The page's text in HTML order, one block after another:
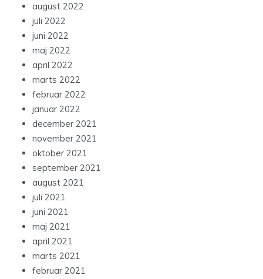
august 2022
juli 2022
juni 2022
maj 2022
april 2022
marts 2022
februar 2022
januar 2022
december 2021
november 2021
oktober 2021
september 2021
august 2021
juli 2021
juni 2021
maj 2021
april 2021
marts 2021
februar 2021